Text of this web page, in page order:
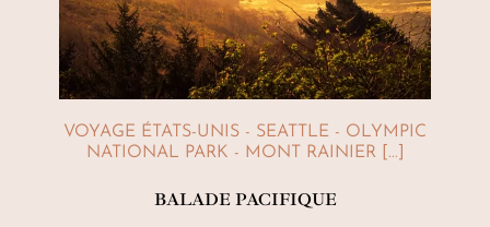
VOYAGE ÉTATS-UNIS - SEATTLE - OLYMPIC
NATIONAL PARK - MONT RAINIER [...]
BALADE PACIFIQUE